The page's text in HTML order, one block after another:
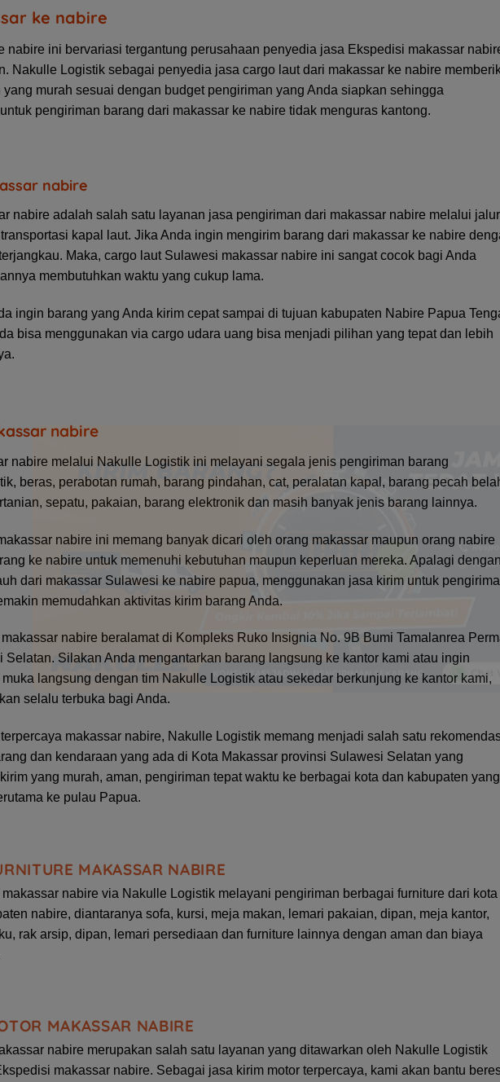
ke nabire
nabire ini bervariasi tergantung perusahaan penyedia jasa Ekspedisi makassar
Nakulle Logistik sebagai penyedia jasa cargo laut dari makassar ke nabire
murah sesuai dengan budget pengiriman yang Anda siapkan sehingga
pengiriman barang dari makassar ke nabire tidak menguras kantong.
nabire
nabire adalah salah satu layanan jasa pengiriman dari makassar nabire melalui jalur
kapal laut. Jika Anda ingin mengirim barang dari makassar ke nabire
Maka, cargo laut Sulawesi makassar nabire ini sangat cocok bagi Anda
membutuhkan waktu yang cukup lama.
ingin barang yang Anda kirim cepat sampai di tujuan kabupaten Nabire Papua
bisa menggunakan via cargo udara uang bisa menjadi pilihan yang tepat dan lebih
nabire
nabire melalui Nakulle Logistik ini melayani segala jenis pengiriman barang
beras, perabotan rumah, barang pindahan, cat, peralatan kapal, barang pecah
sepatu, pakaian, barang elektronik dan masih banyak jenis barang lainnya.
nabire ini memang banyak dicari oleh orang makassar maupun orang nabire
ke nabire untuk memenuhi kebutuhan maupun keperluan mereka. Apalagi dengan
dari makassar Sulawesi ke nabire papua, menggunakan jasa kirim untuk
memudahkan aktivitas kirim barang Anda.
nabire beralamat di Kompleks Ruko Insignia No. 9B Bumi Tamalanrea
Selatan. Silakan Anda mengantarkan barang langsung ke kantor kami atau ingin
langsung dengan tim Nakulle Logistik atau sekedar berkunjung ke kantor kami,
selalu terbuka bagi Anda.
makassar nabire, Nakulle Logistik memang menjadi salah satu
dan kendaraan yang ada di Kota Makassar provinsi Sulawesi Selatan yang
yang murah, aman, pengiriman tepat waktu ke berbagai kota dan kabupaten yang
ke pulau Papua.
MAKASSAR NABIRE
nabire via Nakulle Logistik melayani pengiriman berbagai furniture dari kota
nabire, diantaranya sofa, kursi, meja makan, lemari pakaian, dipan, meja kantor,
rak arsip, dipan, lemari persediaan dan furniture lainnya dengan aman dan biaya
MAKASSAR NABIRE
nabire merupakan salah satu layanan yang ditawarkan oleh Nakulle Logistik
makassar nabire. Sebagai jasa kirim motor terpercaya, kami akan bantu